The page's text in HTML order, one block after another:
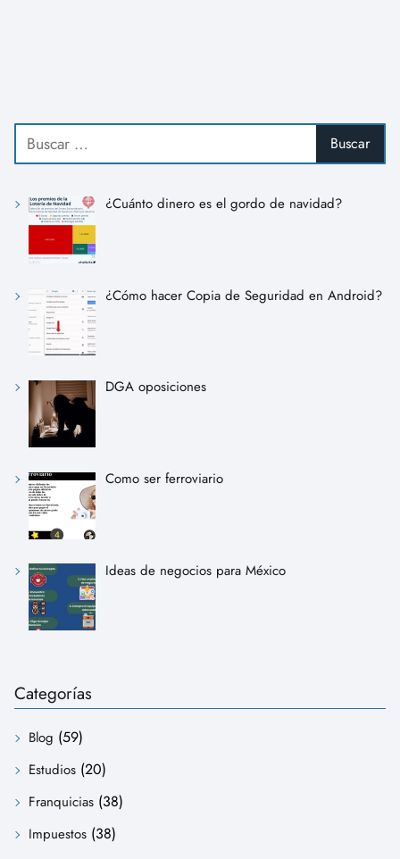
¿Cuánto dinero es el gordo de navidad?
¿Cómo hacer Copia de Seguridad en Android?
DGA oposiciones
Como ser ferroviario
Ideas de negocios para México
Categorías
Blog (59)
Estudios (20)
Franquicias (38)
Impuestos (38)